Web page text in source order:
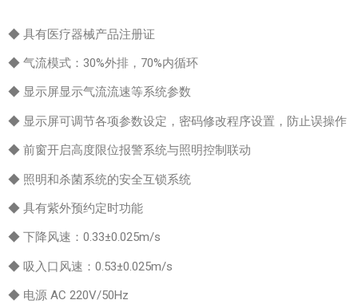
◆ 具有医疗器械产品注册证
◆ 气流模式：30%外排，70%内循环
◆ 显示屏显示气流流速等系统参数
◆ 显示屏可调节各项参数设定，密码修改程序设置，防止误操作
◆ 前窗开启高度限位报警系统与照明控制联动
◆ 照明和杀菌系统的安全互锁系统
◆ 具有紫外预约定时功能
◆ 下降风速：0.33±0.025m/s
◆ 吸入口风速：0.53±0.025m/s
◆ 电源 AC 220V/50Hz